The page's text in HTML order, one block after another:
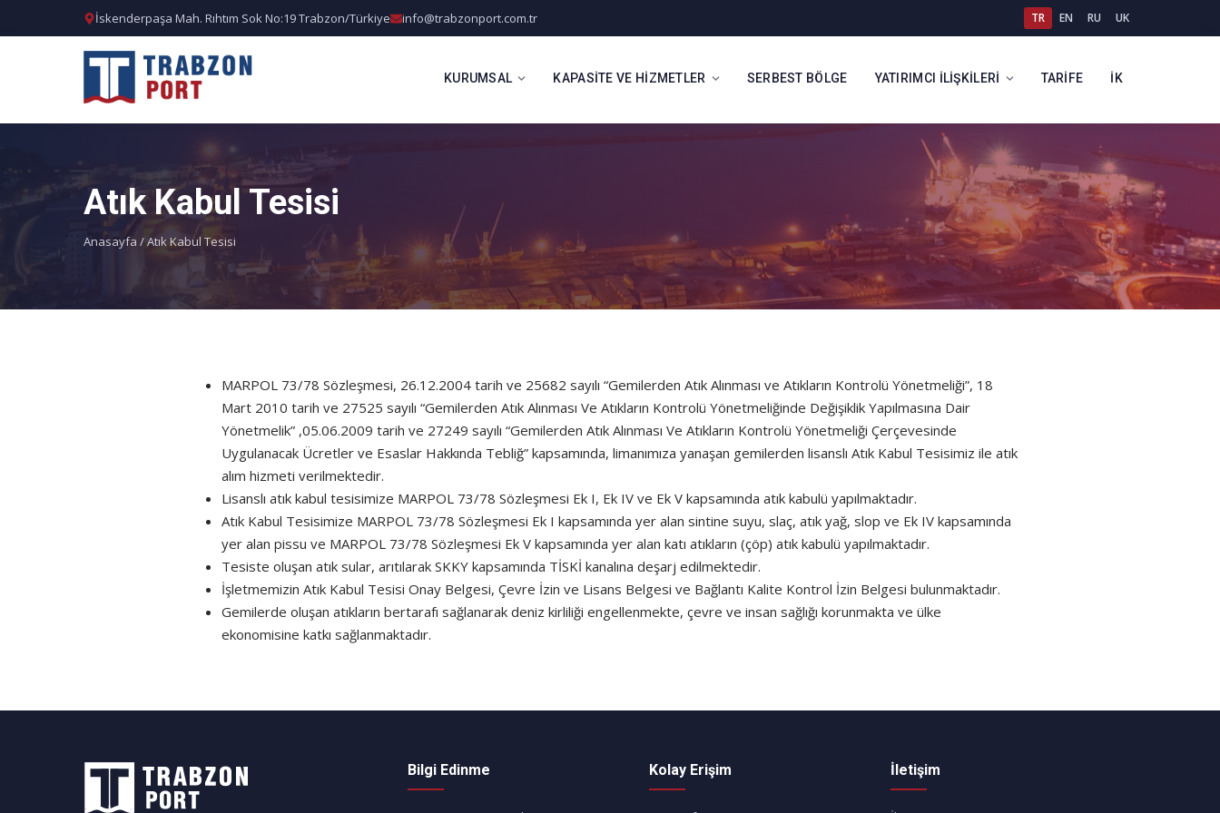
İskenderpaşa Mah. Rıhtım Sok No:19 Trabzon/Türkiye info@trabzonport.com.tr TR EN RU UK
KURUMSAL KAPASITE VE HIZMETLER SERBEST BÖLGE YATIRIMCI İLIŞKILERI TARIFE İK
Atık Kabul Tesisi
Anasayfa /Atık Kabul Tesisi
MARPOL 73/78 Sözleşmesi, 26.12.2004 tarih ve 25682 sayılı “Gemilerden Atık Alınması ve Atıkların Kontrolü Yönetmeliği”, 18
Mart 2010 tarih ve 27525 sayılı “Gemilerden Atık Alınması Ve Atıkların Kontrolü Yönetmeliğinde Değişiklik Yapılmasına Dair
Yönetmelik” ,05.06.2009 tarih ve 27249 sayılı “Gemilerden Atık Alınması Ve Atıkların Kontrolü Yönetmeliği Çerçevesinde
Uygulanacak Ücretler ve Esaslar Hakkında Tebliğ” kapsamında, limanımıza yanaşan gemilerden lisanslı Atık Kabul Tesisimiz ile atık
alım hizmeti verilmektedir.
Lisanslı atık kabul tesisimize MARPOL 73/78 Sözleşmesi Ek I, Ek IV ve Ek V kapsamında atık kabulü yapılmaktadır.
Atık Kabul Tesisimize MARPOL 73/78 Sözleşmesi Ek I kapsamında yer alan sintine suyu, slaç, atık yağ, slop ve Ek IV kapsamında
yer alan pissu ve MARPOL 73/78 Sözleşmesi Ek V kapsamında yer alan katı atıkların (çöp) atık kabulü yapılmaktadır.
Tesiste oluşan atık sular, arıtılarak SKKY kapsamında TİSKİ kanalına deşarj edilmektedir.
İşletmemizin Atık Kabul Tesisi Onay Belgesi, Çevre İzin ve Lisans Belgesi ve Bağlantı Kalite Kontrol İzin Belgesi bulunmaktadır.
Gemilerde oluşan atıkların bertarafı sağlanarak deniz kirliliği engellenmekte, çevre ve insan sağlığı korunmakta ve ülke
ekonomisine katkı sağlanmaktadır.
Bilgi Edinme Kolay Erişim İletişim